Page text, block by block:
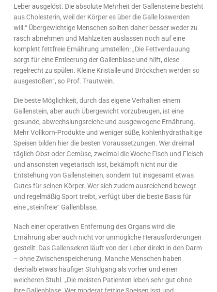
Leber ausgelöst. Die absolute Mehrheit der Gallensteine besteht
aus Cholesterin, weil der Körper es über die Galle loswerden
will.“ Übergewichtige Menschen sollten daher besser weder zu
rasch abnehmen und Mahlzeiten auslassen noch auf eine
komplett fettfreie Ernährung umstellen: „Die Fettverdauung
sorgt für eine Entleerung der Gallenblase und hilft, diese
regelrecht zu spülen. Kleine Kristalle und Bröckchen werden so
ausgestoßen“, so Prof. Trautwein.
Die beste Möglichkeit, durch das eigene Verhalten einem
Gallenstein, aber auch Übergewicht vorzubeugen, ist eine
gesunde, abwechslungsreiche und ausgewogene Ernährung.
Mehr Vollkorn-Produkte und weniger süße, kohlenhydrathaltige
Speisen bilden hier die besten Voraussetzungen. Wer dreimal
täglich Obst oder Gemüse, zweimal die Woche Fisch und Fleisch
und ansonsten vegetarisch isst, bekämpft nicht nur die
Entstehung von Gallensteinen, sondern tut insgesamt etwas
Gutes für seinen Körper. Wer sich zudem ausreichend bewegt
und regelmäßig Sport treibt, verfügt über die beste Basis für
eine „steinfreie“ Gallenblase.
Nach einer operativen Entfernung des Organs wird die
Ernährung aber auch nicht vor unmögliche Herausforderungen
gestellt: Das Gallensekret läuft von der Leber direkt in den Darm
– ohne Zwischenspeicherung. Manche Menschen haben
deshalb etwas häufiger Stuhlgang als vorher und einen
weicheren Stuhl. „Die meisten Patienten leben sehr gut ohne
ihre Gallenblase. Wer moderat fettige Speisen isst und